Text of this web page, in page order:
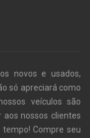
novos e usados,
só apreciará como
veículos são
aos nossos clientes
Compre seu